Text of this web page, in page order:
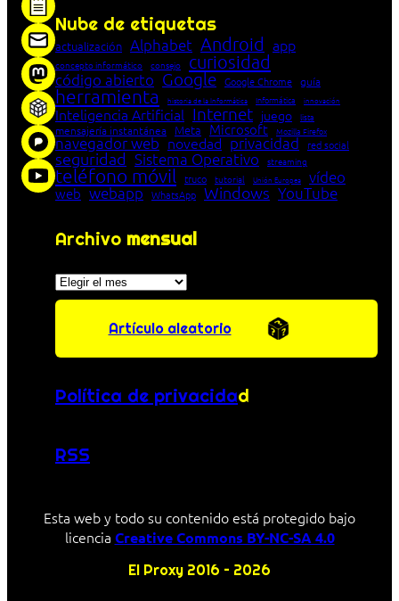
Nube de etiquetas
actualización Alphabet Android app
concepto informático consejo curiosidad
código abierto Google Google Chrome guía
herramienta historia de la Informática Informática innovación
Inteligencia Artificial Internet juego lista
mensajería instantánea Meta Microsoft Mozilla Firefox
navegador web novedad privacidad red social
seguridad Sistema Operativo streaming
teléfono móvil truco tutorial Unión Europea vídeo
web webapp WhatsApp Windows YouTube
Archivo mensual
Archivos
Artículo aleatorio
Política de privacidad
RSS
Esta web y todo su contenido está protegido bajo
licencia Creative Commons BY-NC-SA 4.0
El Proxy 2016 – 2026